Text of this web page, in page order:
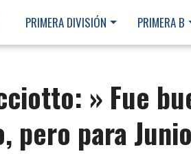
PRIMERA DIVISIÓN PRIMERA B
» Fue
pero para